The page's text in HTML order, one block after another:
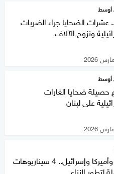
عشرات الضحايا جراء الضربات
ونزوح الآلاف
حصيلة ضحايا الغارات
على لبنان
إيران وأميركا وإسرائيل.. 4 سيناريوهات
لتطور النزاع